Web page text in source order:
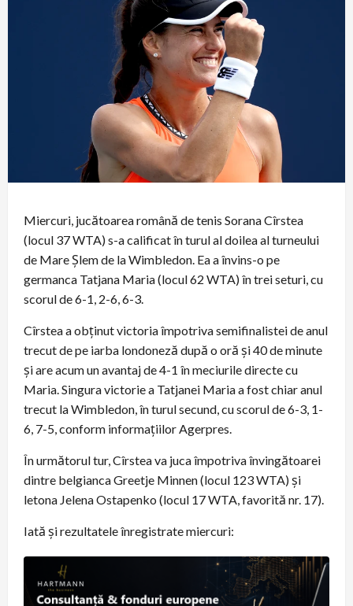
Miercuri, jucătoarea română de tenis Sorana Cîrstea
(locul 37 WTA) s-a calificat în turul al doilea al turneului
de Mare Şlem de la Wimbledon. Ea a învins-o pe
germanca Tatjana Maria (locul 62 WTA) în trei seturi, cu
scorul de 6-1, 2-6, 6-3.
Cîrstea a obținut victoria împotriva semifinalistei de anul
trecut de pe iarba londoneză după o oră și 40 de minute
și are acum un avantaj de 4-1 în meciurile directe cu
Maria. Singura victorie a Tatjanei Maria a fost chiar anul
trecut la Wimbledon, în turul secund, cu scorul de 6-3, 1-
6, 7-5, conform informațiilor Agerpres.
În următorul tur, Cîrstea va juca împotriva învingătoarei
dintre belgianca Greetje Minnen (locul 123 WTA) și
letona Jelena Ostapenko (locul 17 WTA, favorită nr. 17).
Iată și rezultatele înregistrate miercuri: